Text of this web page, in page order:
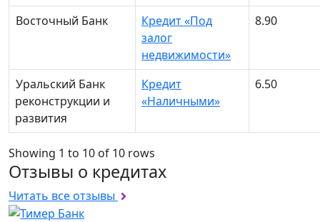
Восточный Банк
Кредит «Под
залог
недвижимости»
8.90
Уральский Банк
реконструкции и
развития
Кредит
«Наличными»
6.50
Showing 1 to 10 of 10 rows
Отзывы о кредитах
Читать все отзывы